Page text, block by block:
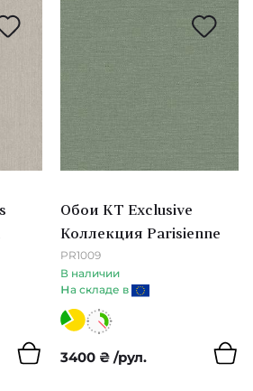
& Nuevo
Обои KT Exclusive
Коллекция Parisienne
PR1009
В наличии
на складе в
3400 ₴ /рул.